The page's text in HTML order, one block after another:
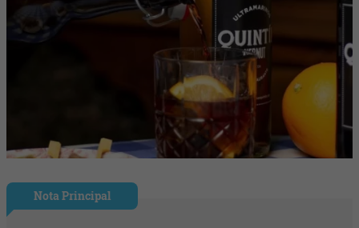
Nota Principal